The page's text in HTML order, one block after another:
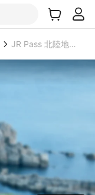
JR Pass 北陸地區鐵路周遊券